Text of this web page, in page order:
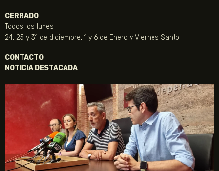
CERRADO
Todos los lunes
24, 25 y 31 de diciembre, 1 y 6 de Enero y Viernes Santo
CONTACTO
NOTICIA DESTACADA